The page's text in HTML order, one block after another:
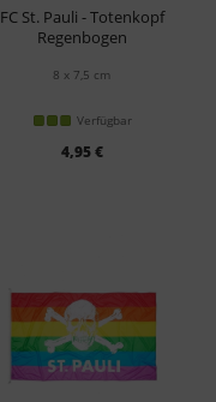
FC St. Pauli - Totenkopf
Regenbogen
8 x 7,5 cm
Verfügbar
4,95 €